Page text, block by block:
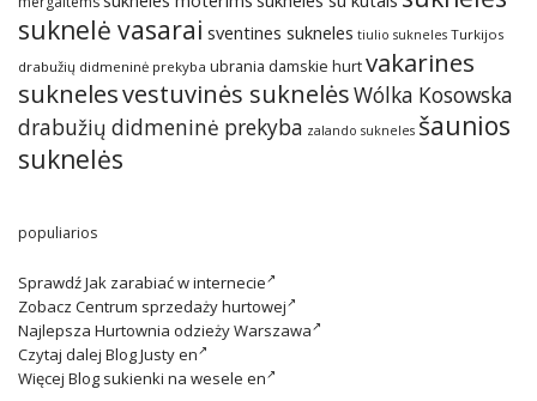
suknelė vasarai sventines sukneles tiulio sukneles Turkijos
drabužių didmeninė prekyba ubrania damskie hurtvakarines
suknelesvestuvinės suknelėsWólka Kosowska
drabužių didmeninė prekyba zalando sukneles šaunios
suknelės
populiarios
SprawdźJak zarabiać w internecie
Zobacz Centrum sprzedaży hurtowej
Najlepsza Hurtownia odzieży Warszawa
Czytaj dalej Blog Justy en
Więcej Blog sukienki na wesele en